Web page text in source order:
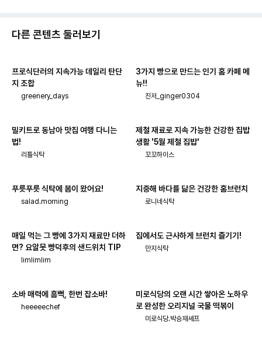
다른 콘텐츠 둘러보기
프로식단러의 지속가능 데일리 탄단
지 조합
greenery_days
3가지 빵으로 만드는 인기 홈 카페 메
뉴!!
진저_ginger0304
밀키트로 동남아 맛집 여행 다니는
법!
리틀식탁
제철 재료로 지속 가능한 건강한 집밥
생활 '5월 제철 집밥'
꼬꼬하이스
푸릇푸릇 식탁에 봄이 왔어요!
salad.morning
지중해 바다를 닮은 건강한 홈브런치
로니네식탁
매일 먹는 그 빵에 3가지 재료만 더하
면? 요알못 빵덕후의 샌드위치 TIP
limlimlim
집에서도 근사하게 브런치 즐기기!
만지식탁
소바 매력에 흠뻑, 한번 잡소바!
heeeeechef
미로식당의 오랜 시간 쌓아온 노하우
로 완성한 오리지널 국물 떡볶이
미로식당.박승재셰프